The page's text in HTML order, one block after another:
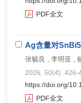
PDF全文
Ag含量对
张毓良 , 李明亚 ,
2026, 50(4): 426-
https://doi.org/
PDF全文